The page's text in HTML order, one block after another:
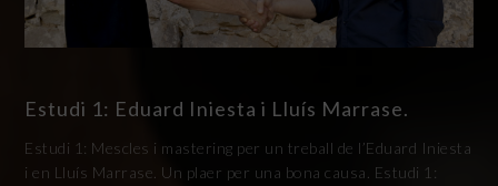
Estudi 1: Eduard Iniesta i Lluís Marrase.
Estudi 1: Mescles i mastering per un treball de l’Eduard Iniesta
i en Lluís Marrase. Un plaer per una bona causa. Estudi 1: